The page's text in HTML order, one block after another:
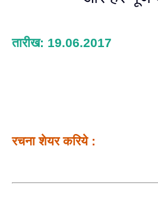
तारीख: 19.06.2017
रचना शेयर करिये :